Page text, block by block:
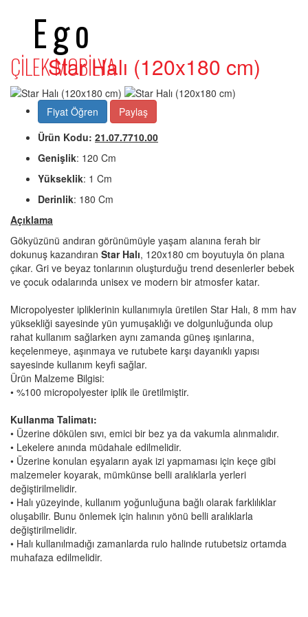
Ego
ÇİLEK MOBİLYA
Star Halı (120x180 cm)
Fiyat Öğren
Paylaş
Ürün Kodu: 21.07.7710.00
Genişlik: 120 Cm
Yükseklik: 1 Cm
Derinlik: 180 Cm
Açıklama
Gökyüzünü andıran görünümüyle yaşam alanına ferah bir
dokunuş kazandıran Star Halı, 120x180 cm boyutuyla ön plana
çıkar. Gri ve beyaz tonlarının oluşturduğu trend desenlerler bebek
ve çocuk odalarında unisex ve modern bir atmosfer katar.
Micropolyester ipliklerinin kullanımıyla üretilen Star Halı, 8 mm hav
yüksekliği sayesinde yün yumuşaklığı ve dolgunluğunda olup
rahat kullanım sağlarken aynı zamanda güneş ışınlarına,
keçelenmeye, aşınmaya ve rutubete karşı dayanıklı yapısı
sayesinde kullanım keyfi sağlar.
Ürün Malzeme Bilgisi:
• %100 micropolyester iplik ile üretilmiştir.
Kullanma Talimatı:
• Üzerine dökülen sıvı, emici bir bez ya da vakumla alınmalıdır.
• Lekelere anında müdahale edilmelidir.
• Üzerine konulan eşyaların ayak izi yapmaması için keçe gibi
malzemeler koyarak, mümkünse belli aralıklarla yerleri
değiştirilmelidir.
• Halı yüzeyinde, kullanım yoğunluğuna bağlı olarak farklılıklar
oluşabilir. Bunu önlemek için halının yönü belli aralıklarla
değiştirilmelidir.
• Halı kullanılmadığı zamanlarda rulo halinde rutubetsiz ortamda
muhafaza edilmelidir.